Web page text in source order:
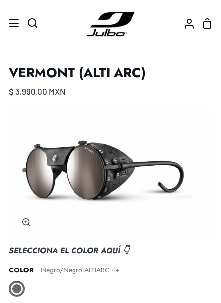
directamente
Buscar
Mi
VERMONT (ALTI ARC)
$ 3,990.00 MXN
SELECCIONA EL COLOR AQUÍ 👇
COLOR
Negro/Negro ALTIARC 4+
Negro/Negro
ALTIARC
4+